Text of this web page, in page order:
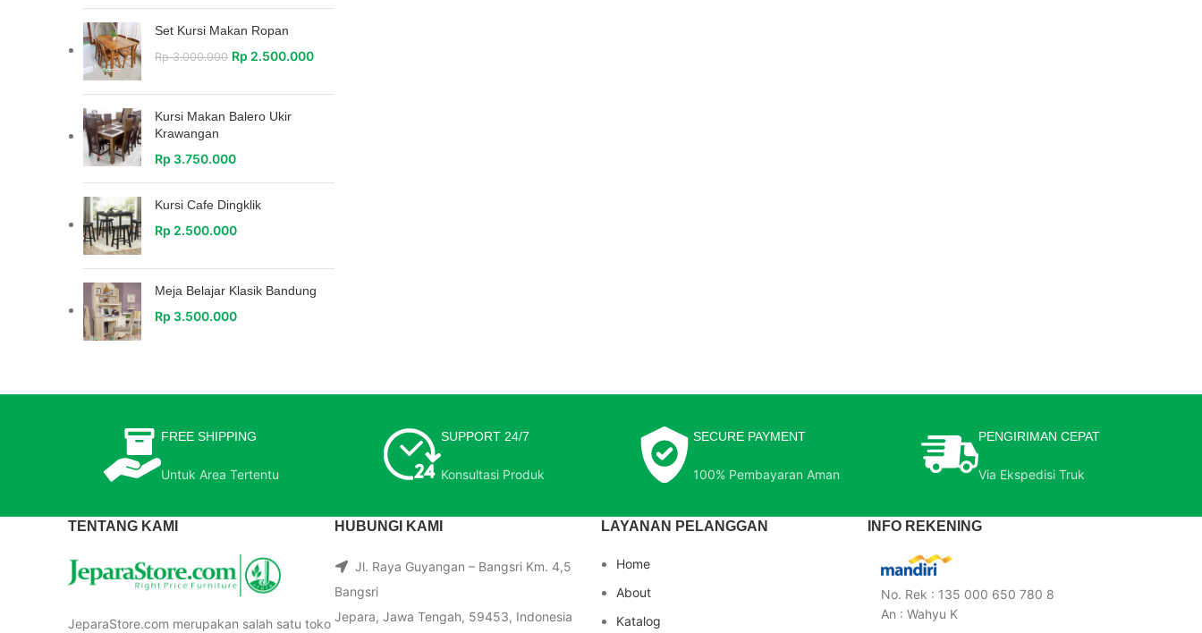
Set Kursi Makan Ropan
Rp3.000.000 Rp 2.500.000
Kursi Makan Balero Ukir
Krawangan
Rp 3.750.000
Kursi Cafe Dingklik
Rp 2.500.000
Meja Belajar Klasik Bandung
Rp 3.500.000
FREE SHIPPING
Untuk Area Tertentu
SUPPORT 24/7
Konsultasi Produk
SECURE PAYMENT
100% Pembayaran Aman
PENGIRIMAN CEPAT
Via Ekspedisi Truk
TENTANG KAMI
JeparaStore.com merupakan salah satu toko
HUBUNGI KAMI
Jl. Raya Guyangan – Bangsri Km. 4,5
Bangsri
Jepara, Jawa Tengah, 59453, Indonesia
LAYANAN PELANGGAN
Home
About
Katalog
INFO REKENING
No. Rek : 135 000 650 780 8
An : Wahyu K